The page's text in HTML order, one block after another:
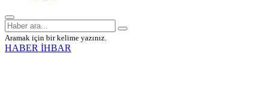
Aramak için bir kelime yazınız.
HABER İHBAR